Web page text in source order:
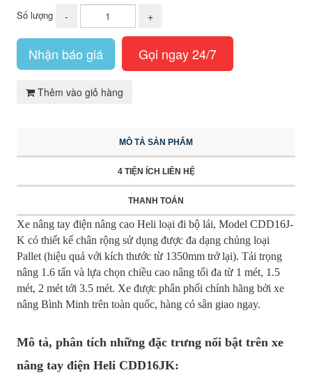
Số lượng - +
Nhận báo giá Gọi ngay 24/7
Thêm vào giỏ hàng
MÔ TẢ SẢN PHẨM
4 TIỆN ÍCH LIÊN HỆ
THANH TOÁN
Xe nâng tay điện nâng cao Heli loại đi bộ lái, Model CDD16J-
K có thiết kế chân rộng sử dụng được đa dạng chủng loại
Pallet (hiệu quả với kích thước từ 1350mm trở lại). Tải trọng
nâng 1.6 tấn và lựa chọn chiều cao nâng tối đa từ 1 mét, 1.5
mét, 2 mét tới 3.5 mét. Xe được phân phối chính hãng bởi xe
nâng Bình Minh trên toàn quốc, hàng có sẵn giao ngay.
Mô tả, phân tích những đặc trưng nổi bật trên xe
nâng tay điện Heli CDD16JK: